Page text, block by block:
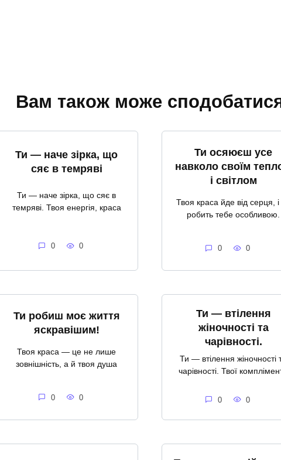
Вам також може
Ти — наче зірка, що
сяє в темряві
Ти — наче зірка, що сяє в
темряві. Твоя енергія, краса
0 0
Ти осяюєш усе
навколо своїм
і світлом
Твоя краса йде від серця,
робить тебе особливою.
0 0
Ти робиш моє життя
яскравішим!
Твоя краса — це не лише
зовнішність, а й твоя душа
0 0
Ти — втілення
жіночності та
чарівності.
Ти — втілення жіночності
чарівності. Твої
0 0